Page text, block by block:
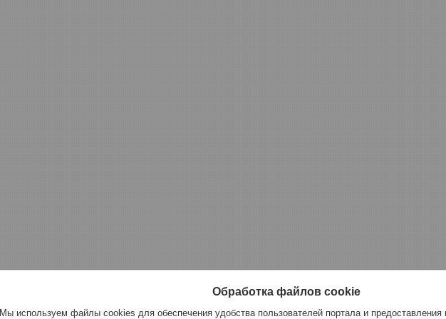
Обработка файлов cookie
Мы используем файлы cookies для обеспечения удобства пользователей портала и предоставления